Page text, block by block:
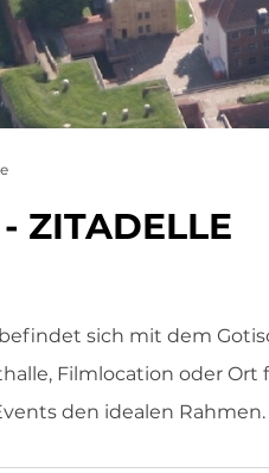
ZITADELLE
sich mit dem
Filmlocation oder Ort
den idealen Rahmen.